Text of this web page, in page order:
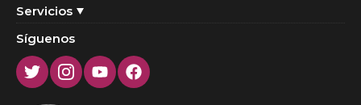
Servicios
Síguenos
TwitterInstagram
YoutubeFacebook